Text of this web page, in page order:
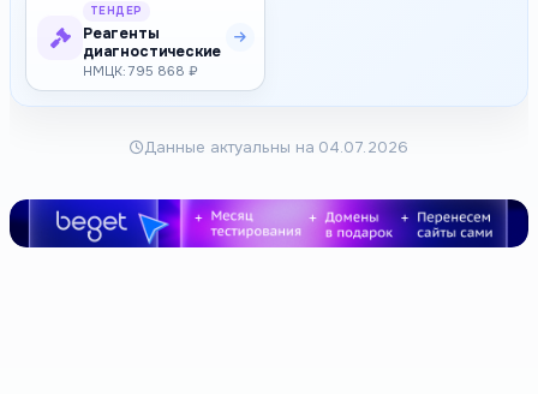
ТЕНДЕР
Реагенты
диагностические
НМЦК: 795 868 ₽
Данные актуальны на 04.07.2026